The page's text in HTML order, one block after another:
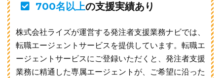
700名以上の支援実績あり
株式会社ライズが運営する発注者支援業務ナビでは、
転職エージェントサービスを提供しています。転職エ
ージェントサービスにご登録いただくと、発注者支援
業務に精通した専属エージェントが、ご希望に沿った